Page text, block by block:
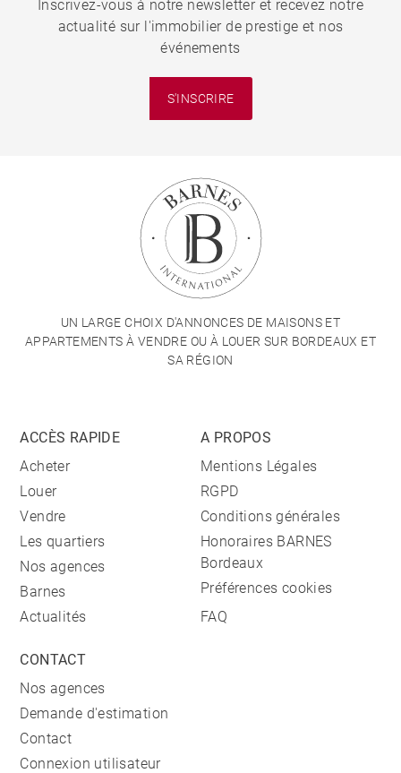
Inscrivez-vous à notre newsletter et recevez notre
actualité sur l'immobilier de prestige et nos
événements
S'INSCRIRE
UN LARGE CHOIX D'ANNONCES DE MAISONS ET
APPARTEMENTS À VENDRE OU À LOUER SUR BORDEAUX ET
SA RÉGION
ACCÈS RAPIDE
Acheter
Louer
Vendre
Les quartiers
Nos agences
Barnes
Actualités
A PROPOS
Mentions Légales
RGPD
Conditions générales
Honoraires BARNES
Bordeaux
Préférences cookies
FAQ
CONTACT
Nos agences
Demande d'estimation
Contact
Connexion utilisateur